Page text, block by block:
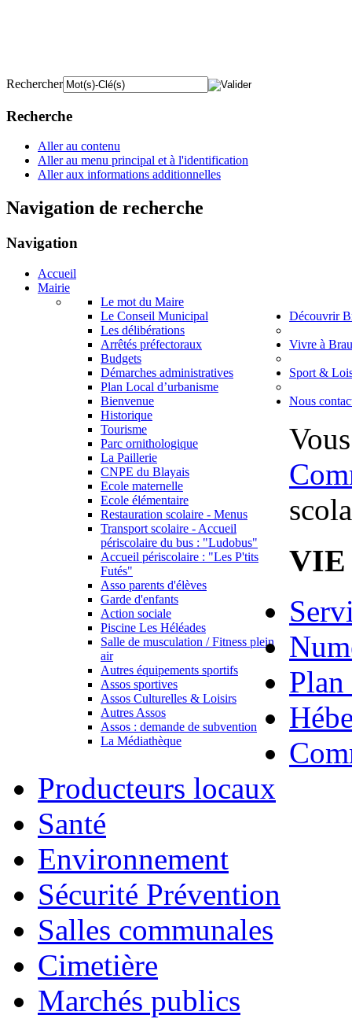
Rechercher
Recherche
Aller au contenu
Aller au menu principal et à l'identification
Aller aux informations additionnelles
Navigation de recherche
Navigation
Accueil
Mairie
Le mot du Maire
Le Conseil Municipal
Les délibérations
Arrêtés préfectoraux
Budgets
Démarches administratives
Plan Local d’urbanisme
Découvrir
Bienvenue
Historique
Tourisme
Parc ornithologique
La Paillerie
CNPE du Blayais
Vivre à
Ecole maternelle
Ecole élémentaire
Restauration scolaire - Menus
Transport scolaire - Accueil
périscolaire du bus : "Ludobus"
Accueil périscolaire : "Les P'tits
Futés"
Asso parents d'élèves
Garde d'enfants
Action sociale
Sport &
Piscine Les Héléades
Salle de musculation / Fitness plein
air
Autres équipements sportifs
Assos sportives
Assos Culturelles & Loisirs
Autres Assos
Assos : demande de subvention
La Médiathèque
Nous
VIE
Producteurs locaux
Santé
Environnement
Sécurité Prévention
Salles communales
Cimetière
Marchés publics